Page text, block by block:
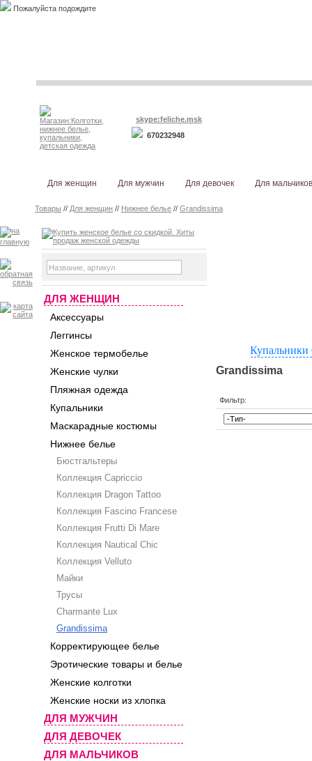
Пожалуйста подождите
skype:feliche.msk
670232948
Для женщин Для мужчин Для девочек Для мальчиков
Товары // Для женщин // Нижнее белье // Grandissima
ДЛЯ ЖЕНЩИН
Аксессуары
Леггинсы
Женское термобелье
Женские чулки
Пляжная одежда
Купальники
Маскарадные костюмы
Нижнее белье
Бюстгальтеры
Коллекция Capriccio
Коллекция Dragon Tattoo
Коллекция Fascino Francese
Коллекция Frutti Di Mare
Коллекция Nautical Chic
Коллекция Velluto
Майки
Трусы
Charmante Lux
Grandissima
Корректирующее белье
Эротические товары и белье
Женские колготки
Женские носки из хлопка
ДЛЯ МУЖЧИН
ДЛЯ ДЕВОЧЕК
ДЛЯ МАЛЬЧИКОВ
Купальники
Grandissima
Фильтр: